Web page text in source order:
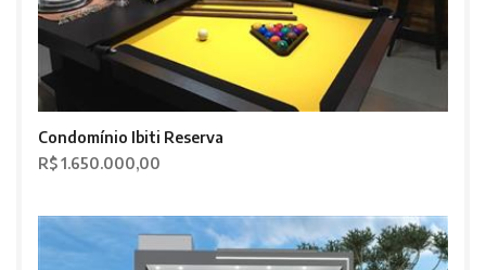
Condomínio Ibiti Reserva
R$ 1.650.000,00